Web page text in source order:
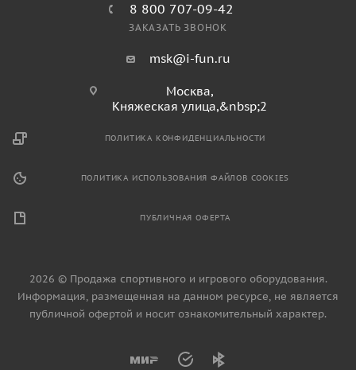
8 800 707-09-42
ЗАКАЗАТЬ ЗВОНОК
msk@i-fun.ru
Москва,
Княжеская улица,&nbsp;2
ПОЛИТИКА КОНФИДЕНЦИАЛЬНОСТИ
ПОЛИТИКА ИСПОЛЬЗОВАНИЯ ФАЙЛОВ COOKIES
ПУБЛИЧНАЯ ОФЕРТА
2026 © Продажа спортивного и игрового оборудования.
Информация, размещенная на данном ресурсе, не является
публичной офертой и носит ознакомительный характер.